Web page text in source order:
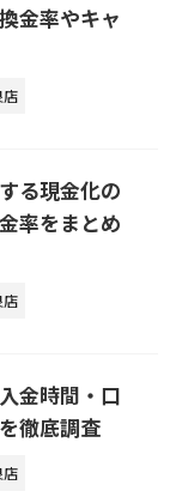
金率やキャ
店
る現金化の
率をまとめ
店
金時間・口
徹底調査
店